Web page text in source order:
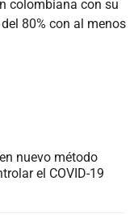
colombiana con su
80% con al menos
nuevo método
el COVID-19